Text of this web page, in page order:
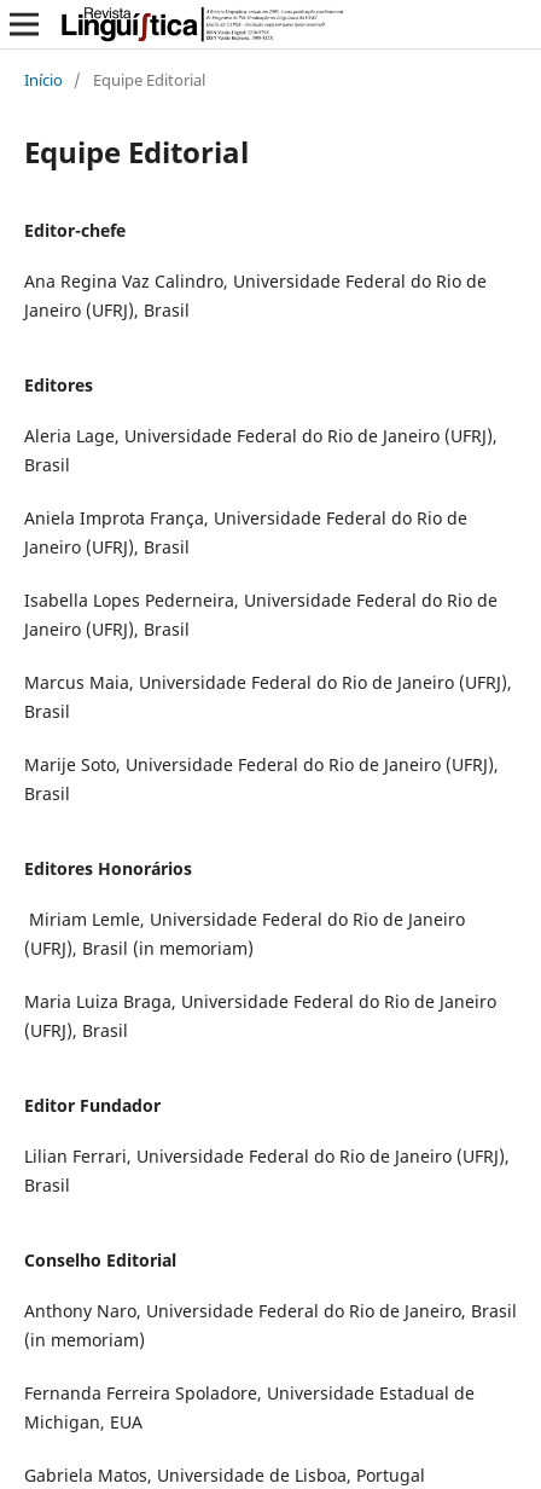
Início / Equipe Editorial
Equipe Editorial
Editor-chefe
Ana Regina Vaz Calindro, Universidade Federal do Rio de
Janeiro (UFRJ), Brasil
Editores
Aleria Lage, Universidade Federal do Rio de Janeiro (UFRJ),
Brasil
Aniela Improta França, Universidade Federal do Rio de
Janeiro (UFRJ), Brasil
Isabella Lopes Pederneira, Universidade Federal do Rio de
Janeiro (UFRJ), Brasil
Marcus Maia, Universidade Federal do Rio de Janeiro (UFRJ),
Brasil
Marije Soto, Universidade Federal do Rio de Janeiro (UFRJ),
Brasil
Editores Honorários
Miriam Lemle, Universidade Federal do Rio de Janeiro
(UFRJ), Brasil (in memoriam)
Maria Luiza Braga, Universidade Federal do Rio de Janeiro
(UFRJ), Brasil
Editor Fundador
Lilian Ferrari, Universidade Federal do Rio de Janeiro (UFRJ),
Brasil
Conselho Editorial
Anthony Naro, Universidade Federal do Rio de Janeiro, Brasil
(in memoriam)
Fernanda Ferreira Spoladore, Universidade Estadual de
Michigan, EUA
Gabriela Matos, Universidade de Lisboa, Portugal